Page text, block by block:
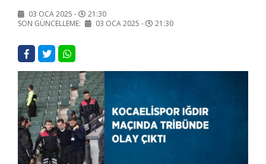
03 OCA 2025 -
21:30
SON GÜNCELLEME:
03 OCA 2025 - 21:30